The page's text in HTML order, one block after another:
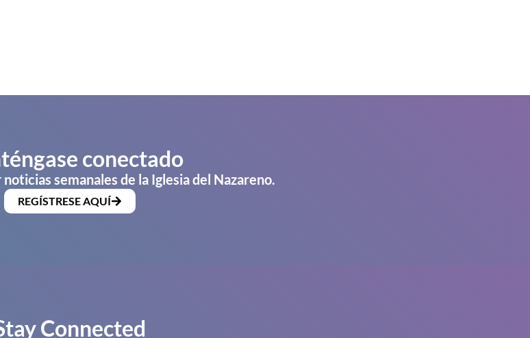
conectado
semanales de la Iglesia del Nazareno.
REGÍSTRESE AQUÍ
Connected